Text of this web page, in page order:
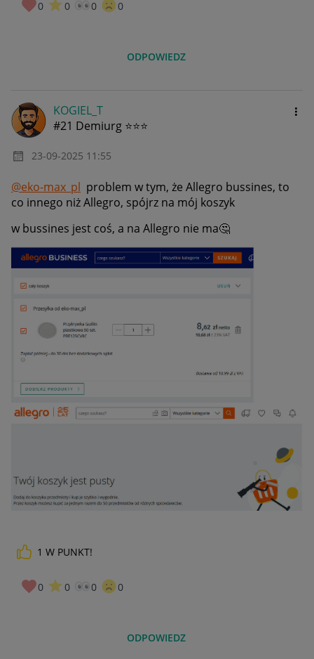
0 0 0 0
ODPOWIEDZ
KOGIEL_T
#21 Demiurg ⭐⭐⭐
‎23-09-2025 11:55
@eko-max_pl problem w tym, że Allegro bussines, to
co innego niż Allegro, spójrz na mój koszyk
w bussines jest coś, a na Allegro nie ma🤔
1 W PUNKT!
0 0 0 0
ODPOWIEDZ